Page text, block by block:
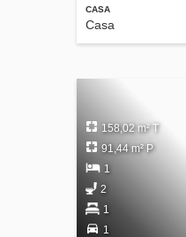
CASA
Casa
158,02 m² T
91,44 m² P
1
2
1
1